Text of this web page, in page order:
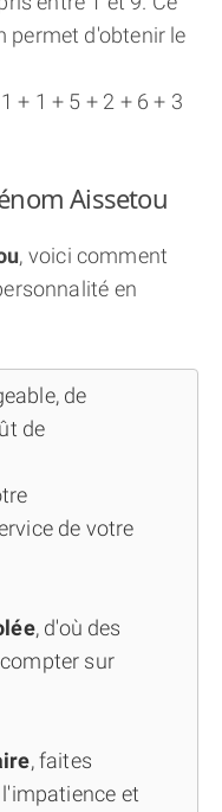
permet d'obtenir le
+ 1 + 5 + 2 + 6 + 3
Aissetou
, voici comment
en
de
de
de votre
, d'où des
sur
, faites
et